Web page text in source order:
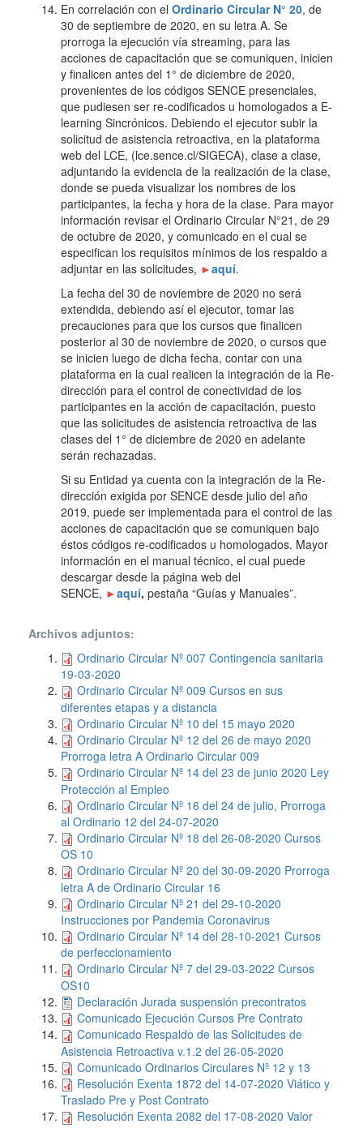
En correlación con el Ordinario Circular N° 20, de
30 de septiembre de 2020, en su letra A. Se
prorroga la ejecución vía streaming, para las
acciones de capacitación que se comuniquen, inicien
y finalicen antes del 1° de diciembre de 2020,
provenientes de los códigos SENCE presenciales,
que pudiesen ser re-codificados u homologados a E-
learning Sincrónicos. Debiendo el ejecutor subir la
solicitud de asistencia retroactiva, en la plataforma
web del LCE, (lce.sence.cl/SIGECA), clase a clase,
adjuntando la evidencia de la realización de la clase,
donde se pueda visualizar los nombres de los
participantes, la fecha y hora de la clase. Para mayor
información revisar el Ordinario Circular N°21, de 29
de octubre de 2020, y comunicado en el cual se
especifican los requisitos mínimos de los respaldo a
adjuntar en las solicitudes, ►aquí.
La fecha del 30 de noviembre de 2020 no será
extendida, debiendo así el ejecutor, tomar las
precauciones para que los cursos que finalicen
posterior al 30 de noviembre de 2020, o cursos que
se inicien luego de dicha fecha, contar con una
plataforma en la cual realicen la integración de la Re-
dirección para el control de conectividad de los
participantes en la acción de capacitación, puesto
que las solicitudes de asistencia retroactiva de las
clases del 1° de diciembre de 2020 en adelante
serán rechazadas.
Si su Entidad ya cuenta con la integración de la Re-
dirección exigida por SENCE desde julio del año
2019, puede ser implementada para el control de las
acciones de capacitación que se comuniquen bajo
éstos códigos re-codificados u homologados. Mayor
información en el manual técnico, el cual puede
descargar desde la página web del
SENCE, ►aquí, pestaña “Guías y Manuales”.
Archivos adjuntos:
Ordinario Circular Nº 007 Contingencia sanitaria
19-03-2020
Ordinario Circular Nº 009 Cursos en sus
diferentes etapas y a distancia
Ordinario Circular Nº 10 del 15 mayo 2020
Ordinario Circular Nº 12 del 26 de mayo 2020
Prorroga letra A Ordinario Circular 009
Ordinario Circular Nº 14 del 23 de junio 2020 Ley
Protección al Empleo
Ordinario Circular Nº 16 del 24 de julio, Prorroga
al Ordinario 12 del 24-07-2020
Ordinario Circular Nº 18 del 26-08-2020 Cursos
OS 10
Ordinario Circular Nº 20 del 30-09-2020 Prorroga
letra A de Ordinario Circular 16
Ordinario Circular Nº 21 del 29-10-2020
Instrucciones por Pandemia Coronavirus
Ordinario Circular Nº 14 del 28-10-2021 Cursos
de perfeccionamiento
Ordinario Circular Nº 7 del 29-03-2022 Cursos
OS10
Declaración Jurada suspensión precontratos
Comunicado Ejecución Cursos Pre Contrato
Comunicado Respaldo de las Solicitudes de
Asistencia Retroactiva v.1.2 del 26-05-2020
Comunicado Ordinarios Circulares Nº 12 y 13
Resolución Exenta 1872 del 14-07-2020 Viático y
Traslado Pre y Post Contrato
Resolución Exenta 2082 del 17-08-2020 Valor